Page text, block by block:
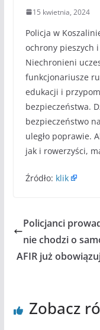
15 kwietnia, 2024
Policja w
ochrony pieszych
Niechronieni
funkcjonariusze
edukacji i
bezpieczeństwa.
bezpieczeństwo
uległo poprawie.
jak i rowerzyści,
Źródło: klik
Policjanci
nie chodzi o
AFIR już
Zobacz